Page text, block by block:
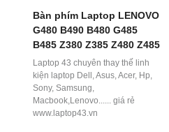
Bàn phím Laptop LENOVO
G480 B490 B480 G485
B485 Z380 Z385 Z480 Z485
Laptop 43 chuyên thay thế linh
kiện laptop Dell, Asus, Acer, Hp,
Sony, Samsung,
Macbook,Lenovo...... giá rẻ
www.laptop43.vn